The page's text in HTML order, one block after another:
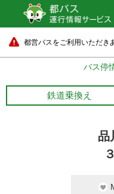
都営バスをご利用いただき
バス停
鉄道乗換え
品